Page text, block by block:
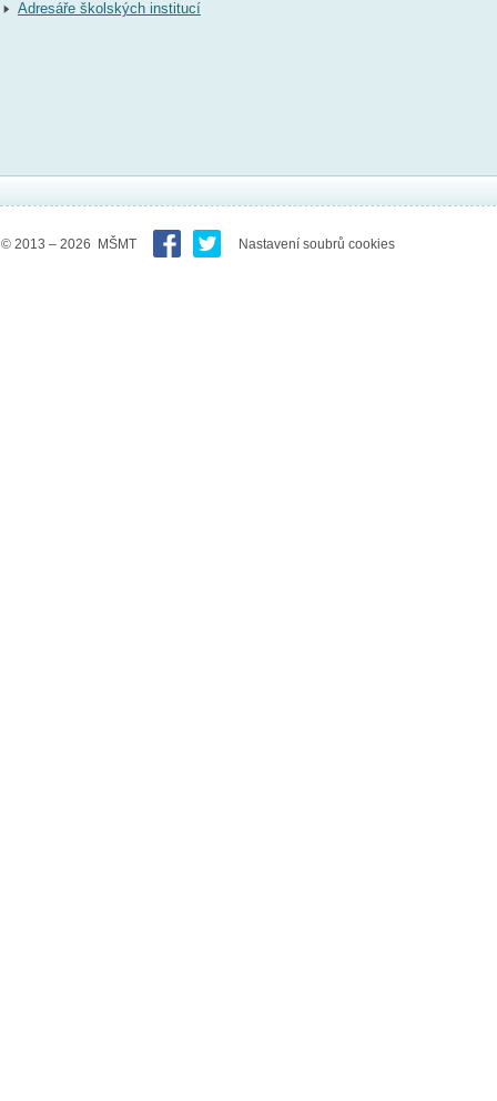
Adresáře školských institucí
© 2013 – 2026 MŠMT Nastavení soubrů cookies